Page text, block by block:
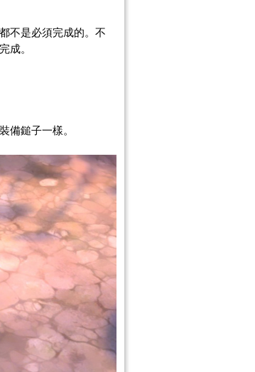
不是必須完成的。不
成。
備鎚子一樣。